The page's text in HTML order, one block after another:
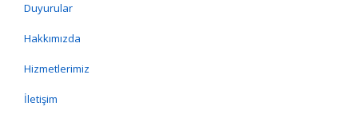
Duyurular
Hakkımızda
Hizmetlerimiz
İletişim